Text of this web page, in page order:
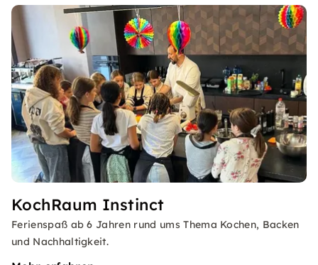
KochRaum Instinct
Ferienspaß ab 6 Jahren rund ums Thema Kochen, Backen
und Nachhaltigkeit.